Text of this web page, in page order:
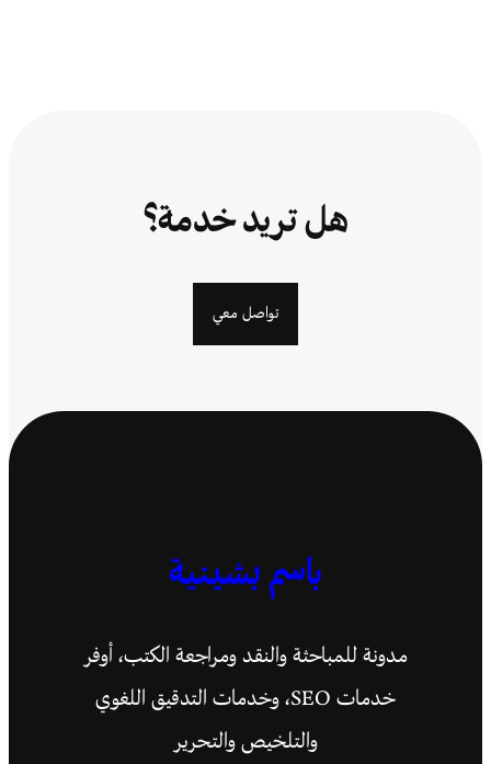
هل تريد خدمة؟
تواصل معي
باسم بشينية
مدونة للمباحثة والنقد ومراجعة الكتب، أوفر
خدمات SEO، وخدمات التدقيق اللغوي
والتلخيص والتحرير